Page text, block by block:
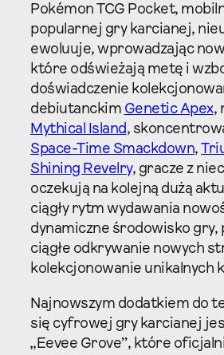
Pokémon TCG Pocket,
popularnej gry karcianej,
ewoluuje, wprowadzając
które odświeżają metę i
doświadczenie
debiutanckim Genetic Apex,
Mythical Island,
Space-Time Smackdown,
Shining Revelry, gracze z
oczekują na kolejną dużą
ciągły rytm wydawania
dynamiczne środowisko gry,
ciągłe odkrywanie nowych
kolekcjonowanie unikalnych
Najnowszym dodatkiem do
się cyfrowej gry karcianej
„Eevee Grove”, które